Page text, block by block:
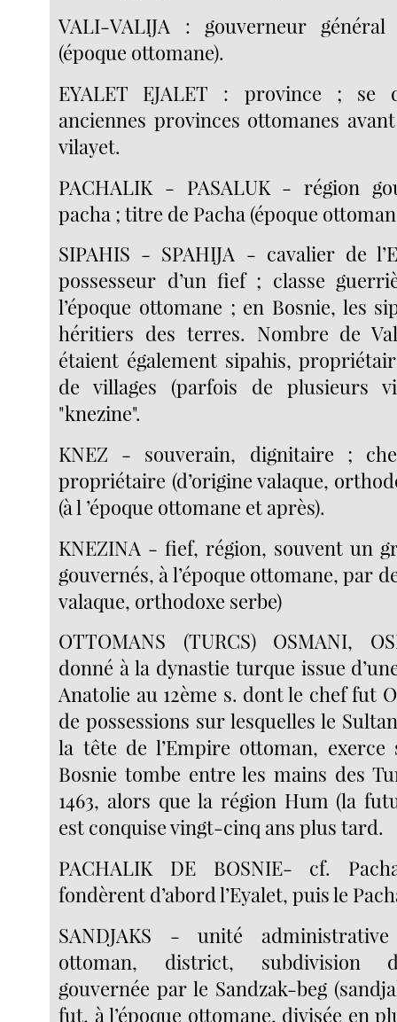
VALI-VALIJA : gouverneur général
(époque ottomane).
EYALET EJALET : province ;
anciennes provinces ottomanes
vilayet.
PACHALIK - PASALUK - région
pacha ; titre de Pacha (époque
SIPAHIS - SPAHIJA - cavalier de
possesseur d’un fief ; classe
l’époque ottomane ; en Bosnie, les
héritiers des terres. Nombre de
étaient également sipahis,
de villages (parfois de plusieurs
"knezine".
KNEZ - souverain, dignitaire ;
propriétaire (d’origine valaque,
(à l ’époque ottomane et après).
KNEZINA - fief, région, souvent un
gouvernés, à l’époque ottomane, par
valaque, orthodoxe serbe)
OTTOMANS (TURCS) OSMANI,
donné à la dynastie turque issue
Anatolie au 12ème s. dont le chef fut
de possessions sur lesquelles le
la tête de l’Empire ottoman,
Bosnie tombe entre les mains des
1463, alors que la région Hum (la
est conquise vingt-cinq ans plus tard.
PACHALIK DE BOSNIE- cf.
fondèrent d’abord l’Eyalet, puis le
SANDJAKS - unité
ottoman, district, subdivision
gouvernée par le Sandzak-beg
fut, à l’époque ottomane, divisée en